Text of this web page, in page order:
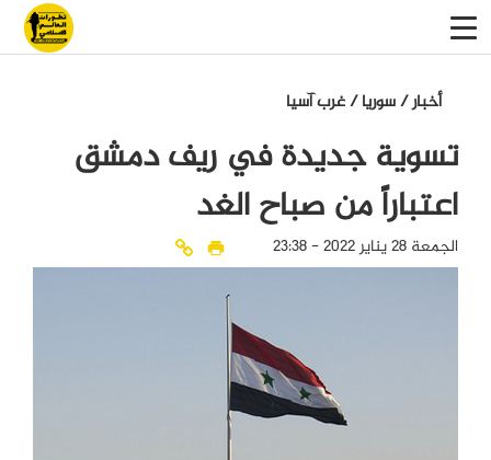
أخبار/سوريا/غرب آسيا
تسوية جديدة في ريف دمشق
اعتباراً من صباح الغد
الجمعة 28 يناير 2022 - 23:38